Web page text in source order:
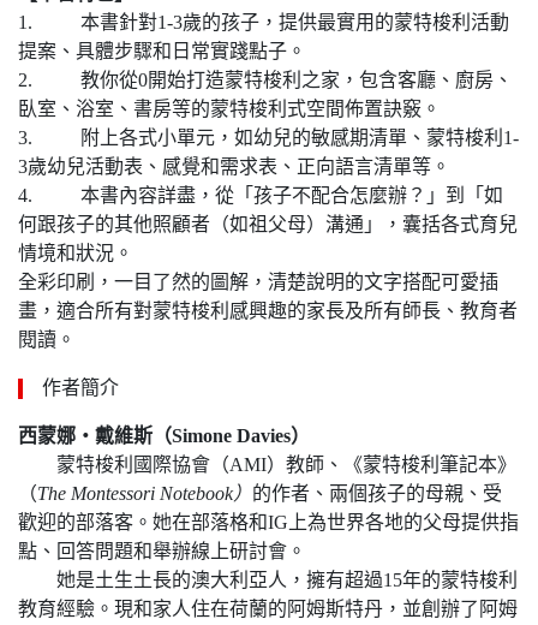
1. 本書針對1-3歲的孩子，提供最實用的蒙特梭利活動
提案、具體步驟和日常實踐點子。
2. 教你從0開始打造蒙特梭利之家，包含客廳、廚房、
臥室、浴室、書房等的蒙特梭利式空間佈置訣竅。
3. 附上各式小單元，如幼兒的敏感期清單、蒙特梭利1-
3歲幼兒活動表、感覺和需求表、正向語言清單等。
4. 本書內容詳盡，從「孩子不配合怎麼辦？」到「如
何跟孩子的其他照顧者（如祖父母）溝通」，囊括各式育兒
情境和狀況。
全彩印刷，一目了然的圖解，清楚說明的文字搭配可愛插
畫，適合所有對蒙特梭利感興趣的家長及所有師長、教育者
閱讀。
作者簡介
西蒙娜‧戴維斯（Simone Davies）
蒙特梭利國際協會（AMI）教師、《蒙特梭利筆記本》
（The Montessori Notebook） 的作者、兩個孩子的母親、受
歡迎的部落客。她在部落格和IG上為世界各地的父母提供指
點、回答問題和舉辦線上研討會。
她是土生土長的澳大利亞人，擁有超過15年的蒙特梭利
教育經驗。現和家人住在荷蘭的阿姆斯特丹，並創辦了阿姆